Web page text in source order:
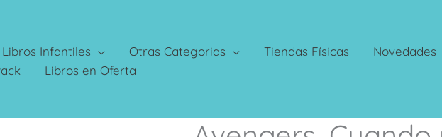
Libros Infantiles Otras Categorias Tiendas Físicas
Novedades
Libros en Oferta